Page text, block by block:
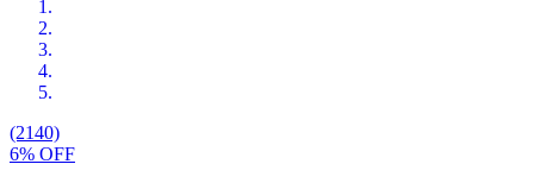
(2140)
6% OFF